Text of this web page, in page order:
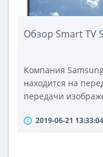
Обзор Smart TV
Компания
находится на
передачи
является
2019-06-21 13:33:04